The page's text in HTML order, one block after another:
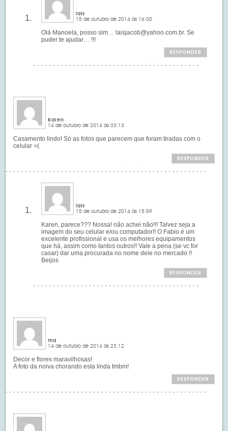
lais
15 de outubro de 2014 às 16:00
Olá Manoela, posso sim…laisjacob@yahoo.com.br. Se
puder te ajudar… !!!
RESPONDER
Karen
14 de outubro de 2014 às 03:13
Casamento lindo! Só as fotos que parecem que foram tiradas com o
celular =(
RESPONDER
lais
15 de outubro de 2014 às 15:59
Karen, parece??? Nossa! não achei não!!! Talvez seja a
imagem do seu celular e/ou computador!! O Fabio é um
excelente profissional e usa os melhores equipamentos
que há, assim como tantos outros!! Vale a pena (se vc for
casar) dar uma procurada no nome dele no mercado.!!
Beijos
RESPONDER
ma
14 de outubro de 2014 às 23:12
Decor e flores maravilhosas!
A foto da noiva chorando esta linda tmbm!
RESPONDER